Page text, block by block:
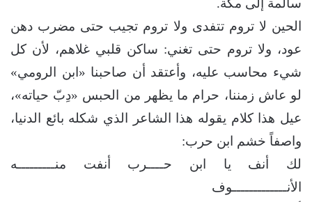
سالمة إلى مكة.
الحين لا تروم تتفدى ولا تروم تجيب حتى مضرب دهن
عود، ولا تروم حتى تغني: ساكن قلبي غلاهم، لأن كل
شيء محاسب عليه، وأعتقد أن صاحبنا «ابن الرومي»
لو عاش زمننا، حرام ما يظهر من الحبس «دِبّ حياته»،
عيل هذا كلام يقوله هذا الشاعر الذي شكله بائع الدنيا،
واصفاً خشم ابن حرب:
لك أنف يا ابن حــــرب أنفت منـــــــــه
الأنـــــــــــــوف